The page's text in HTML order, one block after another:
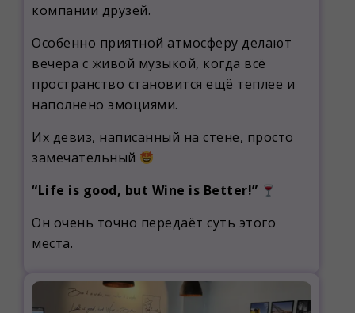
компании друзей.
Особенно приятной атмосферу делают
вечера с живой музыкой, когда всё
пространство становится ещё теплее и
наполнено эмоциями.
Их девиз, написанный на стене, просто
замечательный
“Life is good, but Wine is Better!”
Он очень точно передаёт суть этого
места.